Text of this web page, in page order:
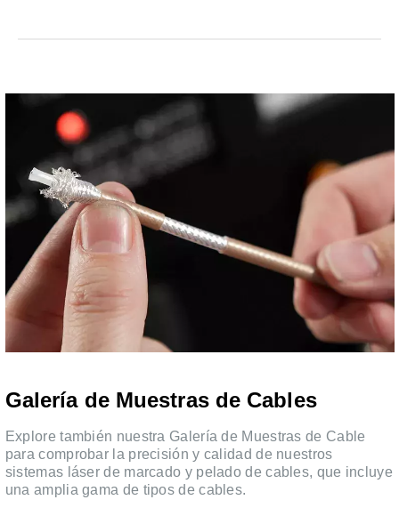
Galería de Muestras de Cables
Explore también nuestra Galería de Muestras de Cable
para comprobar la precisión y calidad de nuestros
sistemas láser de marcado y pelado de cables, que incluye
una amplia gama de tipos de cables.